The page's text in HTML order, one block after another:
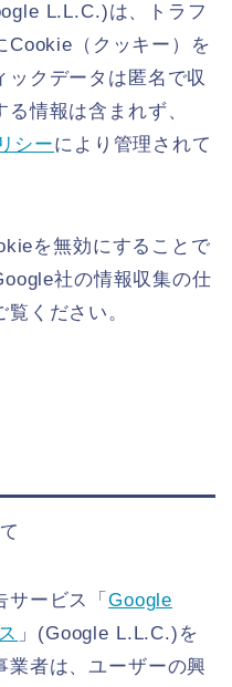
L.L.C.)は、トラフ
Cookie（クッキー）を
クデータは匿名で収
情報は含まれず、
シーにより管理されて
を無効にすることで
社の情報収集の仕
覧ください。
サービス「Google
」(Google L.L.C.)を
業者は、ユーザーの興